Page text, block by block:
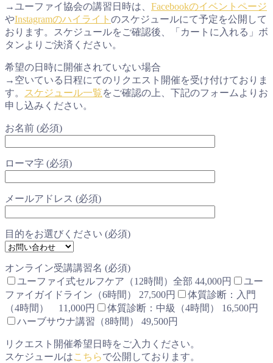
→ユーファイ協会の講習日時は、 Facebookのイベントページ
やInstagramのハイライト のスケジュールにて予定を公開して
おります。スケジュールをご確認後、「カートに入れる」ボ
タンよりご決済ください。
希望の日時に開催されていない場合
→空いている日程にてのリクエスト開催を受け付けておりま
す。
スケジュール一覧をご確認の上、下記のフォームよりお
申し込みください。
お名前 (必須)
ローマ字 (必須)
メールアドレス (必須)
目的をお選びください (必須)
オンライン受講講習名 (必須)
ユーファイ式セルフケア（12時間）全部 44,000円
ユー
ファイガイドライン（6時間） 27,500円
体質診断：入門
（4時間） 11,000円
体質診断：中級（4時間） 16,500円
ハーブサウナ講習（8時間） 49,500円
リクエスト開催希望日時をご入力ください。
スケジュールはこちらで公開しております。